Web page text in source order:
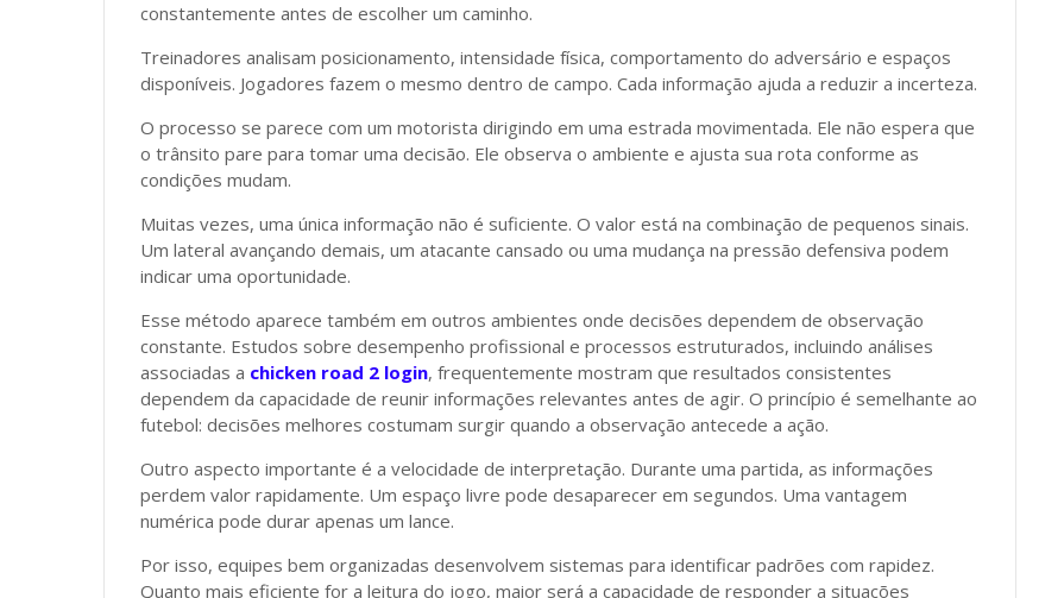
constantemente antes de escolher um caminho.
Treinadores analisam posicionamento, intensidade física, comportamento do adversário e espaços
disponíveis. Jogadores fazem o mesmo dentro de campo. Cada informação ajuda a reduzir a incerteza.
O processo se parece com um motorista dirigindo em uma estrada movimentada. Ele não espera que
o trânsito pare para tomar uma decisão. Ele observa o ambiente e ajusta sua rota conforme as
condições mudam.
Muitas vezes, uma única informação não é suficiente. O valor está na combinação de pequenos sinais.
Um lateral avançando demais, um atacante cansado ou uma mudança na pressão defensiva podem
indicar uma oportunidade.
Esse método aparece também em outros ambientes onde decisões dependem de observação
constante. Estudos sobre desempenho profissional e processos estruturados, incluindo análises
associadas a chicken road 2 login, frequentemente mostram que resultados consistentes
dependem da capacidade de reunir informações relevantes antes de agir. O princípio é semelhante ao
futebol: decisões melhores costumam surgir quando a observação antecede a ação.
Outro aspecto importante é a velocidade de interpretação. Durante uma partida, as informações
perdem valor rapidamente. Um espaço livre pode desaparecer em segundos. Uma vantagem
numérica pode durar apenas um lance.
Por isso, equipes bem organizadas desenvolvem sistemas para identificar padrões com rapidez.
Quanto mais eficiente for a leitura do jogo, maior será a capacidade de responder a situações